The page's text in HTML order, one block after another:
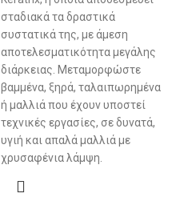
σταδιακά τα δραστικά
συστατικά της, με άμεση
αποτελεσματικότητα μεγάλης
διάρκειας. Μεταμορφώστε
βαμμένα, ξηρά, ταλαιπωρημένα
ή μαλλιά που έχουν υποστεί
τεχνικές εργασίες, σε δυνατά,
υγιή και απαλά μαλλιά με
χρυσαφένια λάμψη.